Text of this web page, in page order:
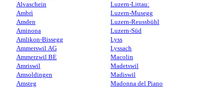
Alvaschein
Ambrì
Amden
Aminona
Amlikon-Bissegg
Ammerswil AG
Ammerzwil BE
Amriswil
Amsoldingen
Amsteg
Luzern-Littau:
Luzern-Musegg
Luzern-Reussbühl
Luzern-Süd
Lyss
Lyssach
Macolin
Madetswil
Madiswil
Madonna del Piano